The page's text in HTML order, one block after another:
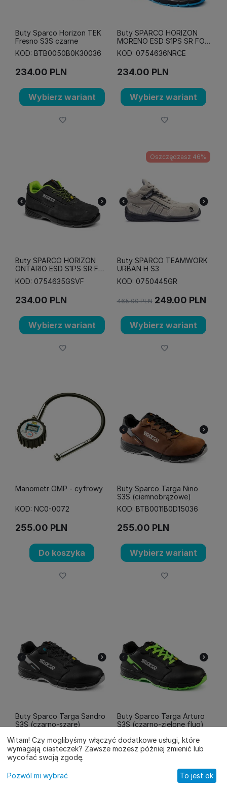
Buty Sparco Horizon TEK
Fresno S3S czarne
KOD: BTB0050B0K30036
234.00 PLN
Wybierz wariant
Buty SPARCO HORIZON
MORENO ESD S1PS SR FO -
czarno-błękitne
KOD: 0754636NRCE
234.00 PLN
Wybierz wariant
Buty SPARCO HORIZON
ONTARIO ESD S1PS SR FO
- szaro-zielone
KOD: 0754635GSVF
234.00 PLN
Wybierz wariant
Oszczędzasz 46%
Buty SPARCO TEAMWORK
URBAN H S3
KOD: 0750445GR
465.00 PLN 249.00 PLN
Wybierz wariant
Manometr OMP - cyfrowy
KOD: NC0-0072
255.00 PLN
Do koszyka
Buty Sparco Targa Nino
S3S (ciemnobrązowe)
KOD: BTB0011B0D15036
255.00 PLN
Wybierz wariant
Buty Sparco Targa Sandro
S3S (czarno-szare)
KOD: BTB0011B0K11036
255.00PLN
Wybierz wariant
Buty Sparco Targa Arturo
S3S (czarno-zielone fluo)
KOD: BTB0011B0K15036
255.00 PLN
Wybierz wariantProfil
Witam! Czy moglibyśmy włączyć dodatkowe usługi, które
wymagają ciasteczek? Zawsze możesz później zmienić lub
wycofać swoją zgodę.
Pozwól mi wybrać To jest ok